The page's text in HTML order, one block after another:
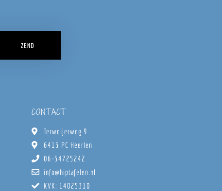
ZEND
CONTACT
Terweijerweg 9
6413 PC Heerlen
06-54725242
info@hiptafelen.nl
KVK: 14025310